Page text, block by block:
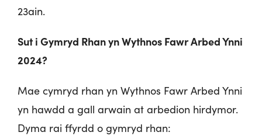
23ain.
Sut i Gymryd Rhan yn Wythnos Fawr Arbed Ynni
2024?
Mae cymryd rhan yn Wythnos Fawr Arbed Ynni
yn hawdd a gall arwain at arbedion hirdymor.
Dyma rai ffyrdd o gymryd rhan: